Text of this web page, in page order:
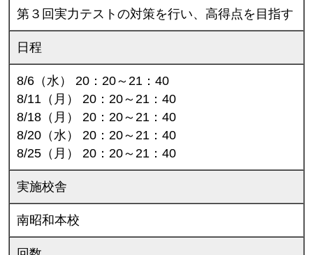
第３回実力テストの対策を行い、高得点を目指す
日程
8/6（水） 20：20～21：40
8/11（月） 20：20～21：40
8/18（月） 20：20～21：40
8/20（水） 20：20～21：40
8/25（月） 20：20～21：40
実施校舎
南昭和本校